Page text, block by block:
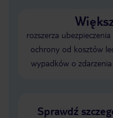
rozszerza
ochrony od kosztów
wypadków o
Sprawdź